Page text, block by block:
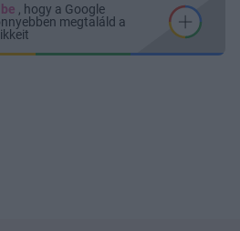
, hogy a Google
megtaláld a